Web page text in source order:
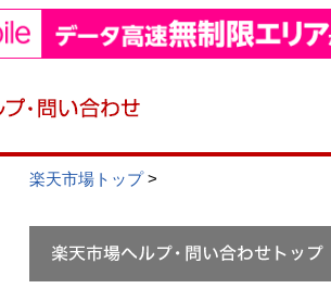
楽天市場トップ>